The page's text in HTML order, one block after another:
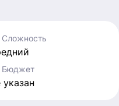
Сложность
Бюджет
указан